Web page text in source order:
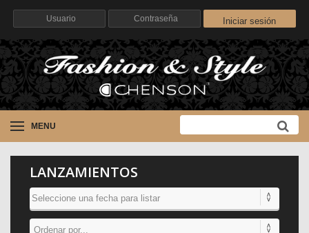
Iniciar sesión
MENU
LANZAMIENTOS